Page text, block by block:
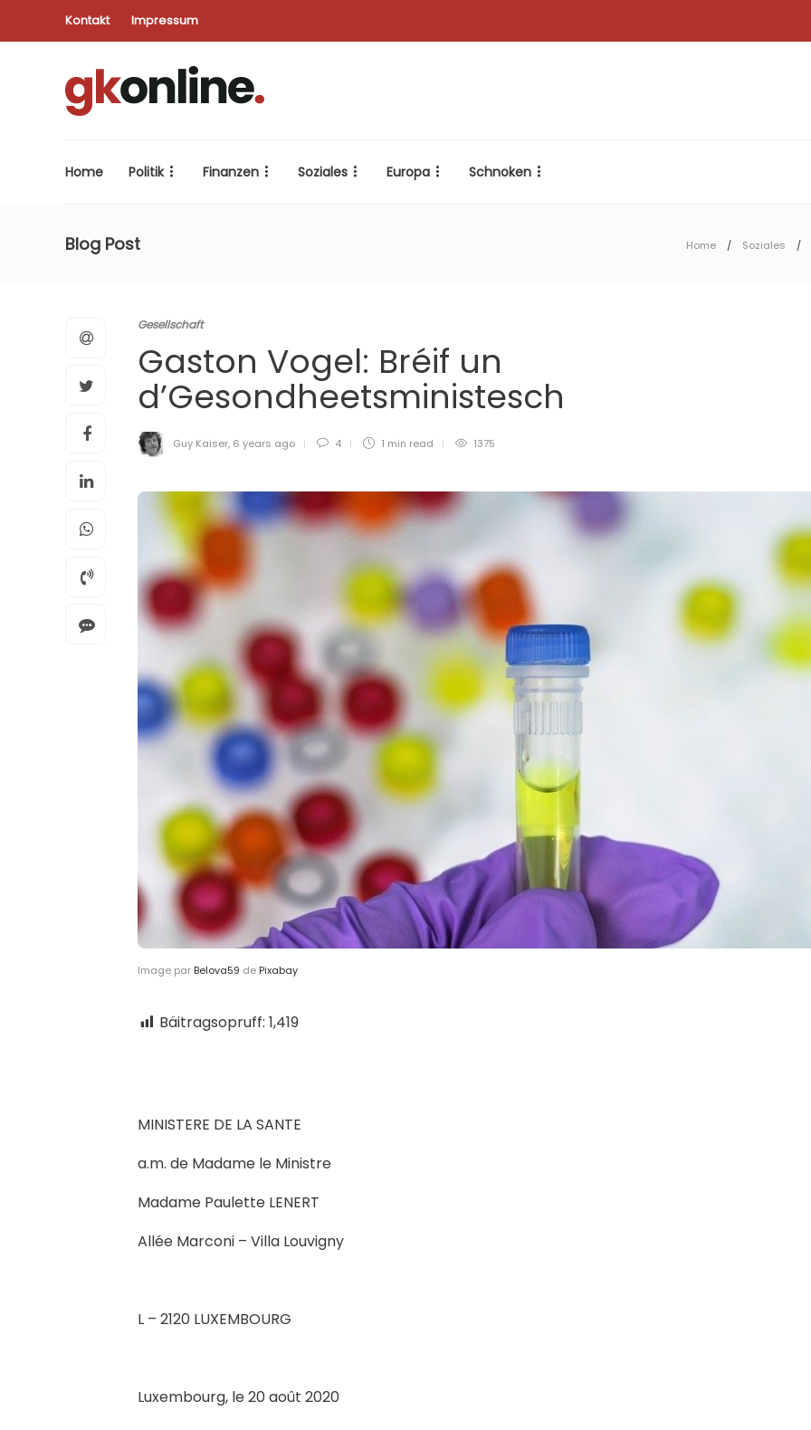
Kontakt Impressum
Home Politik Finanzen Soziales Europa Schnoken
Blog Post Home Soziales
Gesellschaft
Gaston Vogel: Bréif un
d’Gesondheetsministesch
Guy Kaiser, 6 years ago 4 1 min read 1375
Image par Belova59 de Pixabay
Bäitragsopruff: 1,419
MINISTERE DE LA SANTE
a.m. de Madame le Ministre
Madame Paulette LENERT
Allée Marconi – Villa Louvigny
L – 2120 LUXEMBOURG
Luxembourg, le 20 août 2020